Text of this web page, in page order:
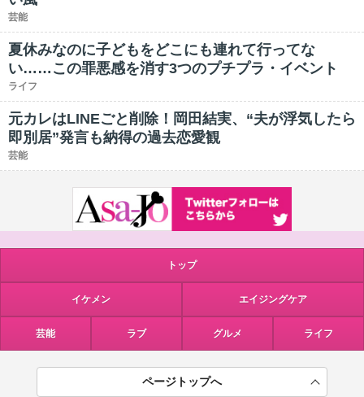
芸能
夏休みなのに子どもをどこにも連れて行ってな
い……この罪悪感を消す3つのプチプラ・イベント
ライフ
元カレはLINEごと削除！岡田結実、“夫が浮気したら
即別居”発言も納得の過去恋愛観
芸能
トップ
イケメン エイジングケア
芸能 ラブ グルメ ライフ
ページトップへ